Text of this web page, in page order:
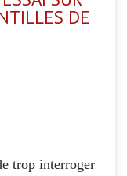
DE
trop interroger